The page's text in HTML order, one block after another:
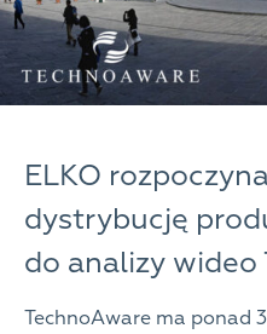
ELKO
dystrybucję
do analizy wideo
TechnoAware ma ponad